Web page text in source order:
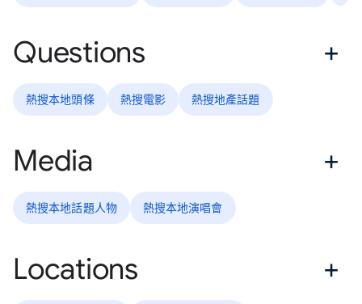
Questions
熱搜本地頭條 熱搜電影 熱搜地產話題
Media
熱搜本地話題人物 熱搜本地演唱會
Locations